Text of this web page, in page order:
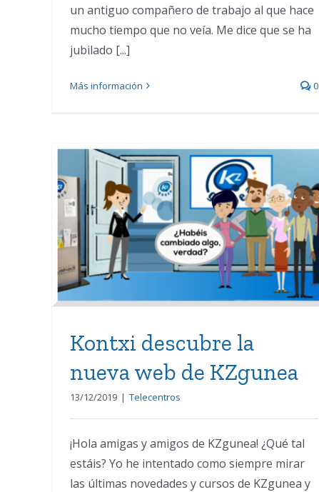
un antiguo compañero de trabajo al que hace
mucho tiempo que no veía. Me dice que se ha
jubilado [...]
Más información 0
Kontxi descubre la nueva
web de KZgunea
Kontxi descubre la
nueva web de KZgunea
13/12/2019 | Telecentros
¡Hola amigas y amigos de KZgunea! ¿Qué tal
estáis? Yo he intentado como siempre mirar
las últimas novedades y cursos de KZgunea y